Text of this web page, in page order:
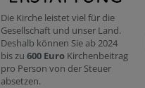
Die Kirche leistet viel für die
Gesellschaft und unser Land.
Deshalb können Sie ab 2024
bis zu 600 Euro Kirchenbeitrag
pro Person von der Steuer
absetzen.